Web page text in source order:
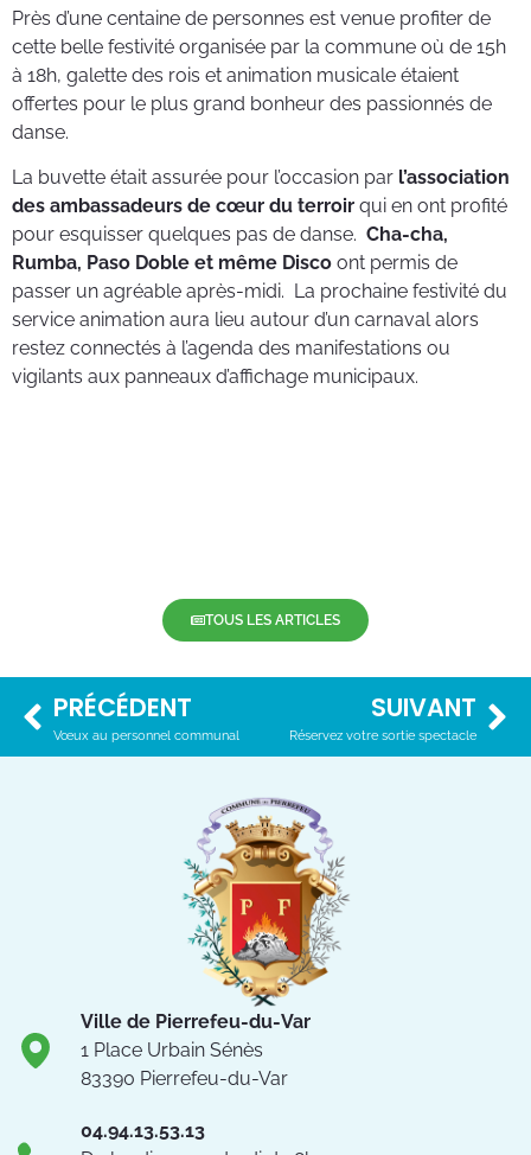
Près d’une centaine de personnes est venue profiter de
cette belle festivité organisée par la commune où de 15h
à 18h, galette des rois et animation musicale étaient
offertes pour le plus grand bonheur des passionnés de
danse.
La buvette était assurée pour l’occasion par l’association
des ambassadeurs de cœur du terroir qui en ont profité
pour esquisser quelques pas de danse. Cha-cha,
Rumba, Paso Doble et même Disco ont permis de
passer un agréable après-midi. La prochaine festivité du
service animation aura lieu autour d’un carnaval alors
restez connectés à l’agenda des manifestations ou
vigilants aux panneaux d’affichage municipaux.
TOUS LES ARTICLES
PRÉCÉDENT
Vœux au personnel communal
SUIVANT
Réservez votre sortie spectacle
Ville de Pierrefeu-du-Var
1 Place Urbain Sénès
83390 Pierrefeu-du-Var
04.94.13.53.13